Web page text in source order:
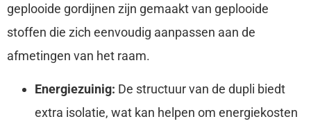
geplooide gordijnen zijn gemaakt van geplooide
stoffen die zich eenvoudig aanpassen aan de
afmetingen van het raam.
Energiezuinig: De structuur van de dupli biedt
extra isolatie, wat kan helpen om energiekosten